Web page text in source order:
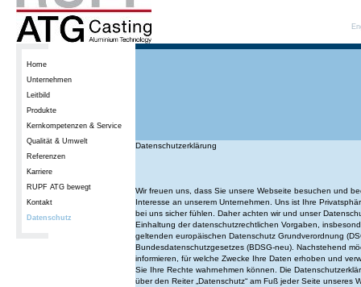
Home
Unternehmen
Leitbild
Produkte
Kernkompetenzen & Service
Qualität & Umwelt
Referenzen
Karriere
RUPF ATG bewegt
Kontakt
Datenschutz
Datenschutzerklärung
Wir freuen uns, dass Sie unsere Webseite besuchen und
Interesse an unserem Unternehmen. Uns ist Ihre
bei uns sicher fühlen. Daher achten wir und unser
Einhaltung der datenschutzrechtlichen Vorgaben,
geltenden europäischen Datenschutz Grundverordnung
Bundesdatenschutzgesetzes (BDSG-neu). Nachstehend
informieren, für welche Zwecke Ihre Daten erhoben und
Sie Ihre Rechte wahrnehmen können. Die
über den Reiter „Datenschutz“ am Fuß jeder Seite unseres